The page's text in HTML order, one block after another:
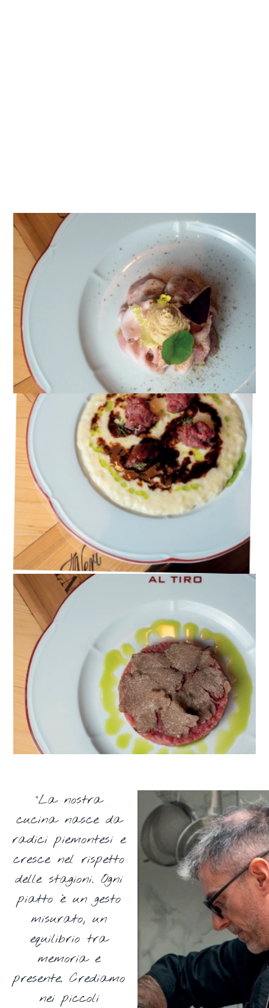
“La nostra
cucina nasce da
radici piemontesi e
cresce nel rispetto
delle stagioni. Ogni
piatto è un gesto
misurato, un
equilibrio tra
memoria e
presente. Crediamo
nei piccoli